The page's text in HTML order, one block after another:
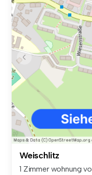
Weischlitz
1 Zimmer wohnung